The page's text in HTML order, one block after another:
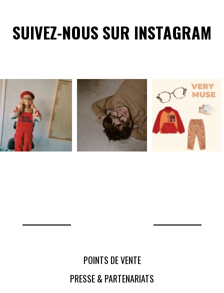
SUIVEZ-NOUS SUR INSTAGRAM
POINTS DE VENTE
PRESSE & PARTENARIATS